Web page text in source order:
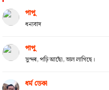
পাপু
ধন্যবাদ
পাপু
সুন্দৰ, পঢ়ি আছোঁ, ভাল লাগিছে।
ধৰ্ম ডেকা